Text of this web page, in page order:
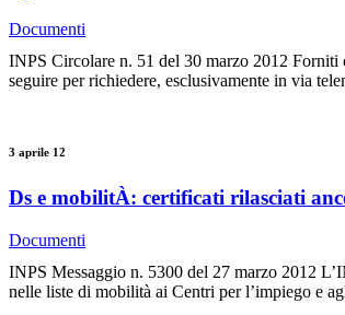
Documenti
INPS Circolare n. 51 del 30 marzo 2012
seguire per richiedere, esclusivamente in via
3 aprile 12
Ds e mobilitÀ: certificati rilasciati
Documenti
INPS Messaggio n. 5300 del 27 marzo 2012
nelle liste di mobilità ai Centri per l’impiego e